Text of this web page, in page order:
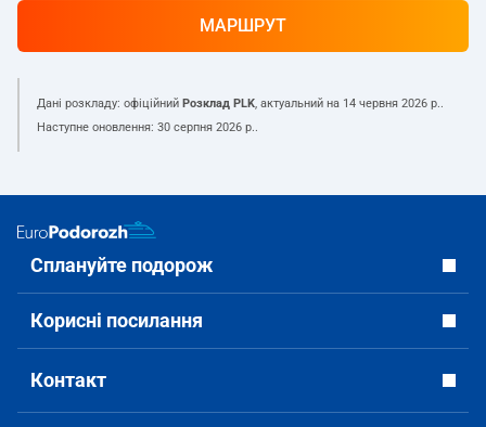
МАРШРУТ
Дані розкладу: офіційний Розклад PLK, актуальний на 14 червня 2026 р..
Наступне оновлення: 30 серпня 2026 р..
Сплануйте подорож
Корисні посилання
Контакт